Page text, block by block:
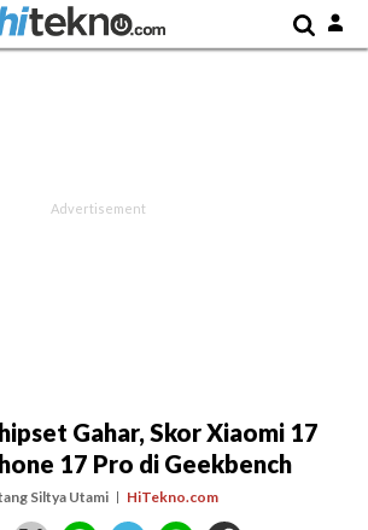
Gahar, Skor Xiaomi 17
17 Pro di Geekbench
Siltya Utami HiTekno.com